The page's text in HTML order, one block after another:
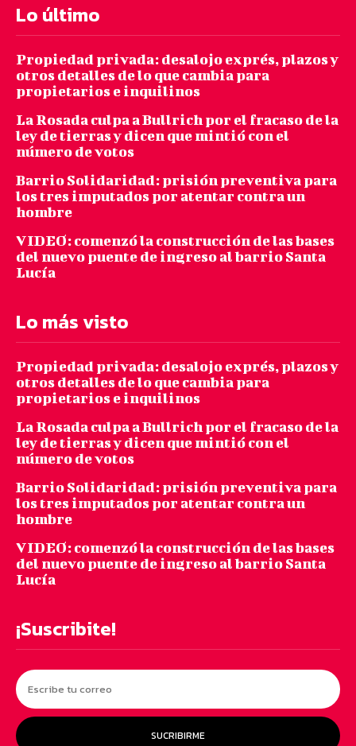
Lo último
Propiedad privada: desalojo exprés, plazos y
otros detalles de lo que cambia para
propietarios e inquilinos
La Rosada culpa a Bullrich por el fracaso de la
ley de tierras y dicen que mintió con el
número de votos
Barrio Solidaridad: prisión preventiva para
los tres imputados por atentar contra un
hombre
VIDEO: comenzó la construcción de las bases
del nuevo puente de ingreso al barrio Santa
Lucía
Lo más visto
Propiedad privada: desalojo exprés, plazos y
otros detalles de lo que cambia para
propietarios e inquilinos
La Rosada culpa a Bullrich por el fracaso de la
ley de tierras y dicen que mintió con el
número de votos
Barrio Solidaridad: prisión preventiva para
los tres imputados por atentar contra un
hombre
VIDEO: comenzó la construcción de las bases
del nuevo puente de ingreso al barrio Santa
Lucía
¡Suscribite!
SUCRIBIRME